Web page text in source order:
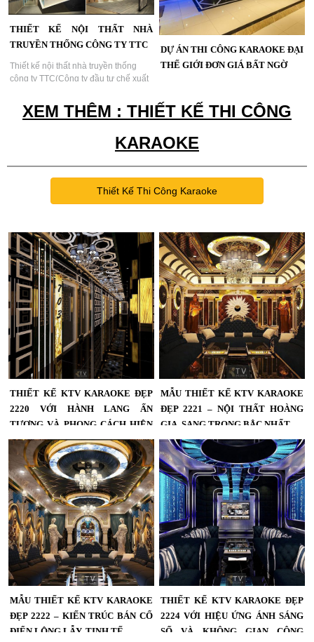
THIẾT KẾ NỘI THẤT NHÀ
TRUYỀN THỐNG CÔNG TY TTC
Thiết kế nội thất nhà truyền thống
công ty TTC(Công ty đầu tư chế xuất
DỰ ÁN THI CÔNG KARAOKE ĐẠI
THẾ GIỚI ĐƠN GIÁ BẤT NGỜ
sau khi hoàn thành 1 số phòng , quý
phòng karaoke vip hút khách...
XEM THÊM : THIẾT KẾ THI CÔNG
KARAOKE
Thiết Kế Thi Công Karaoke
THIẾT KẾ KTV KARAOKE ĐẸP
2220 VỚI HÀNH LANG ẤN
TƯỢNG VÀ PHONG CÁCH HIỆN
ĐẠI
KTV karaoke – Thiết kế đậm chất
nghệ thuật, nâng tầm trải nghiệm giải
trí...
MẪU THIẾT KẾ KTV KARAOKE
ĐẸP 2221 – NỘI THẤT HOÀNG
GIA, SANG TRỌNG BẬC NHẤT
Mẫu thiết kế KTV karaoke đẹp 2221
– Nội thất hoàng gia, sang trọng bậc
nhất,Thiết kế KTV karaoke đẹp 2221
phong cách cổ điển hoàng gia...
MẪU THIẾT KẾ KTV KARAOKE
ĐẸP 2222 – KIẾN TRÚC BÁN CỔ
ĐIỂN LỘNG LẪY, TINH TẾ
THIẾT KẾ KTV KARAOKE ĐẸP
2224 VỚI HIỆU ỨNG ÁNH SÁNG
SỐ VÀ KHÔNG GIAN CÔNG